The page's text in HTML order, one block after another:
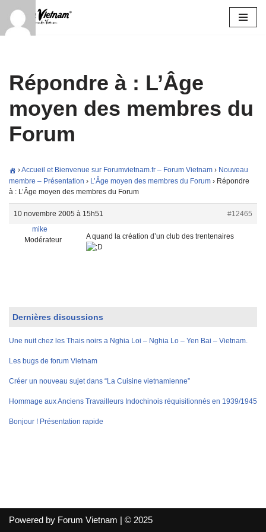
Aller
Répondre à : L’Âge
moyen des membres du
Forum
›Accueil et Bienvenue sur Forumvietnam.fr – Forum Vietnam › Nouveau
membre – Présentation › L’Âge moyen des membres du Forum › Répondre
à : L’Âge moyen des membres du Forum
10 novembre 2005 à 15h51
#12465
mike
Modérateur
A quand la création d’un club des trentenaires
Dernières discussions
Une nuit chez les Thais noirs a Nghia Loi – Nghia Lo – Yen Bai – Vietnam.
Les bugs de forum Vietnam
Créer un nouveau sujet dans “La Cuisine vietnamienne”
Hommage aux Anciens Travailleurs Indochinois réquisitionnés en 1939/1945
Bonjour ! Présentation rapide
Powered by Forum Vietnam | © 2025